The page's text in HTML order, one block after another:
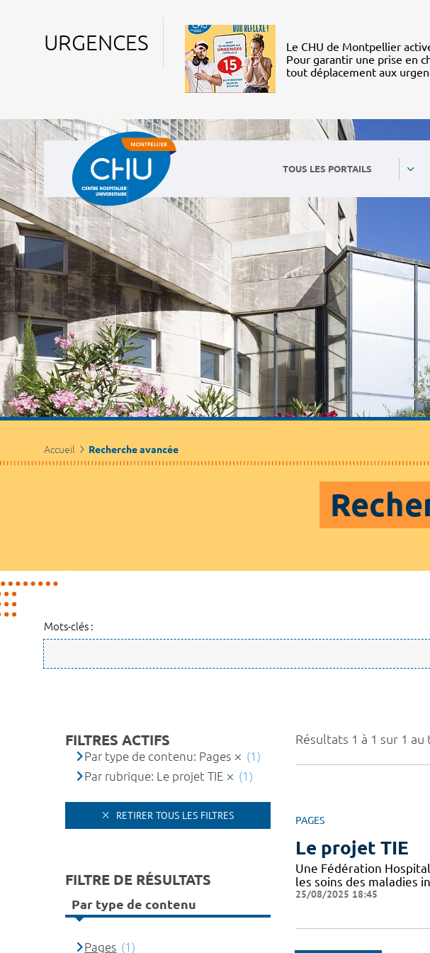
URGENCES
Le CHU de Montpellier
Pour garantir une prise en
tout déplacement aux
TOUS LES PORTAILS
Accueil Recherche avancée
Mots-clés :
Résultats 1 à 1 sur 1 au
PAGES
Le projet TIE
Une Fédération
les soins des maladies
25/08/2025 18:45
FILTRES ACTIFS
Par type de contenu: Pages
(1)
Par rubrique: Le projet TIE
(1)
RETIRER TOUS LES FILTRES
FILTRE DE RÉSULTATS
Par type de contenu
Pages (1)